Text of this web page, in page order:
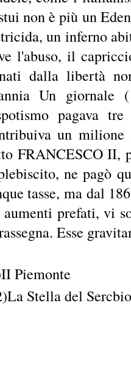
non è più un
un inferno
l'abuso, il
dalla libertà
Un giornale
pagava
un
FRANCESCO II,
ne pagò
tasse, ma dal
prefati, vi
Esse
Piemonte
Stella del Sercbio